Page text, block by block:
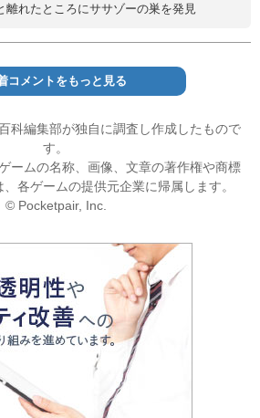
離れたところにササゾーの巣を発見
コメントをもっと見る
科編集部が独自に調査し作成したもので
す。
ームの名称、画像、文章の著作権や商標
各ゲームの提供元企業に帰属します。
© Pocketpair, Inc.